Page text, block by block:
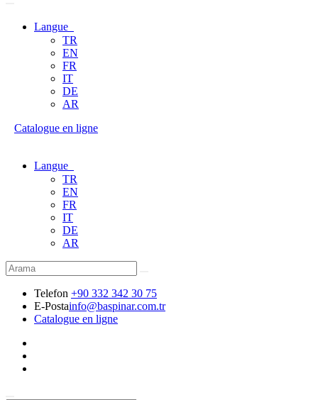
Langue
TR
EN
FR
IT
DE
AR
Catalogue en ligne
Langue
TR
EN
FR
IT
DE
AR
Telefon +90 332 342 30 75
E-Postainfo@baspinar.com.tr
Catalogue en ligne